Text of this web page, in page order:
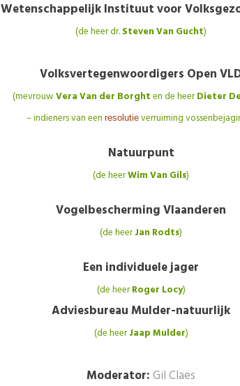
Wetenschappelijk Instituut voor
(de heer dr.Steven Van Gucht)
Volksvertegenwoordigers Open
(mevrouwVera Van der Borghten de heerDieter
– indieners van een resolutie verruiming
Natuurpunt
(de heerWim Van Gils)
Vogelbescherming Vlaanderen
(de heerJan Rodts)
Een individuele jager
(de heerRoger Locy)
Adviesbureau Mulder-natuurlijk
(de heerJaap Mulder)
Moderator:Gil Claes